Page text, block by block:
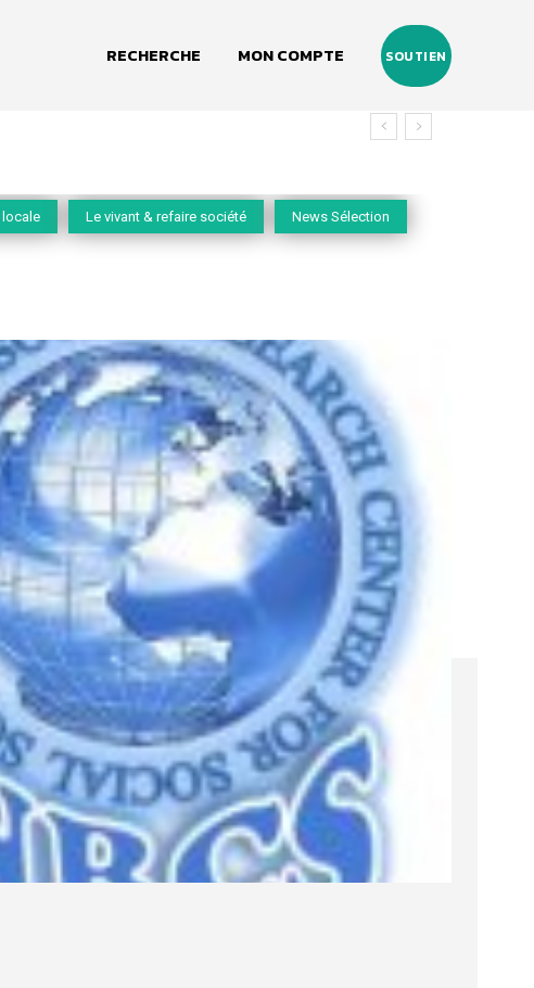
RECHERCHE MON COMPTE SOUTIEN
du vivant
Le vivant & refaire société News Sélection